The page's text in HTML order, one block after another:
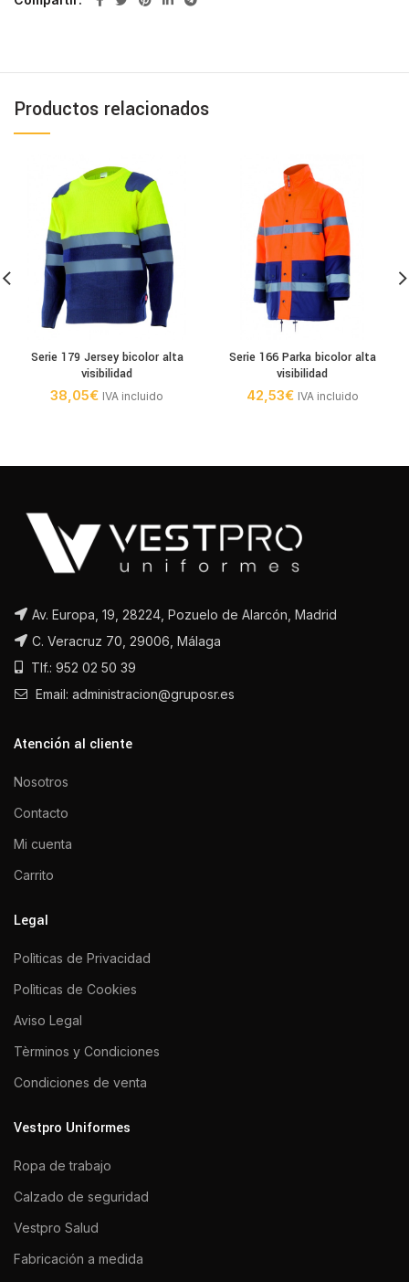
Productos relacionados
Serie 179 Jersey bicolor alta
visibilidad
38,05€ IVA incluido
Serie 166 Parka bicolor alta
visibilidad
42,53€ IVA incluido
Av. Europa, 19, 28224, Pozuelo de Alarcón, Madrid
C. Veracruz 70, 29006, Málaga
Tlf.: 952 02 50 39
Email: administracion@gruposr.es
Atención al cliente
Nosotros
Contacto
Mi cuenta
Carrito
Legal
Polìticas de Privacidad
Polìticas de Cookies
Aviso Legal
Tèrminos y Condiciones
Condiciones de venta
Vestpro Uniformes
Ropa de trabajo
Calzado de seguridad
Vestpro Salud
Fabricación a medida